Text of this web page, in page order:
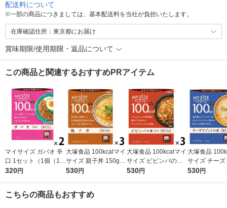
配送料について
※一部の商品につきましては、基本配送料を当社が負担いたします。
在庫確認住所：東京都にお届け
賞味期限/使用期限・返品について
この商品と関連するおすすめPRアイテム
マイサイズ ガパオ 辛
口 1セット（1個（10
0g）×2） 100kcal
320円
大塚食品 100kcalマイ
サイズ 親子丼 150g 3
個 カロリーコントロ
530円
大塚食品 100kcalマイ
サイズ ビビンバの素
90g 3個 カロリーコン
530円
大塚食品
サイズ チーズ
トの素86g3個 カロリ
530円
こちらの商品もおすすめ